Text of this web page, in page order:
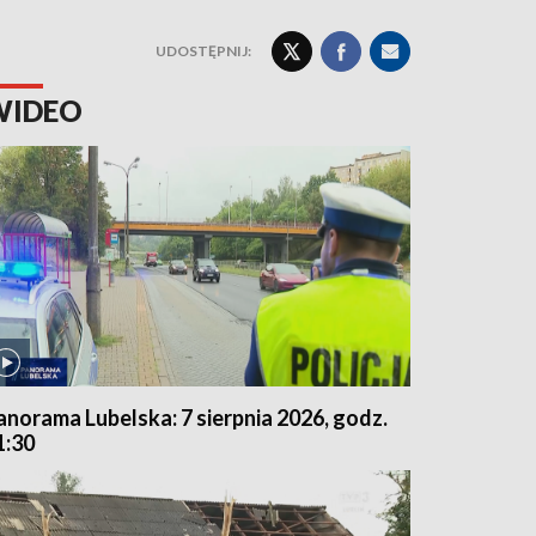
UDOSTĘPNIJ:
Lubelska: 7 sierpnia 2026, godz.